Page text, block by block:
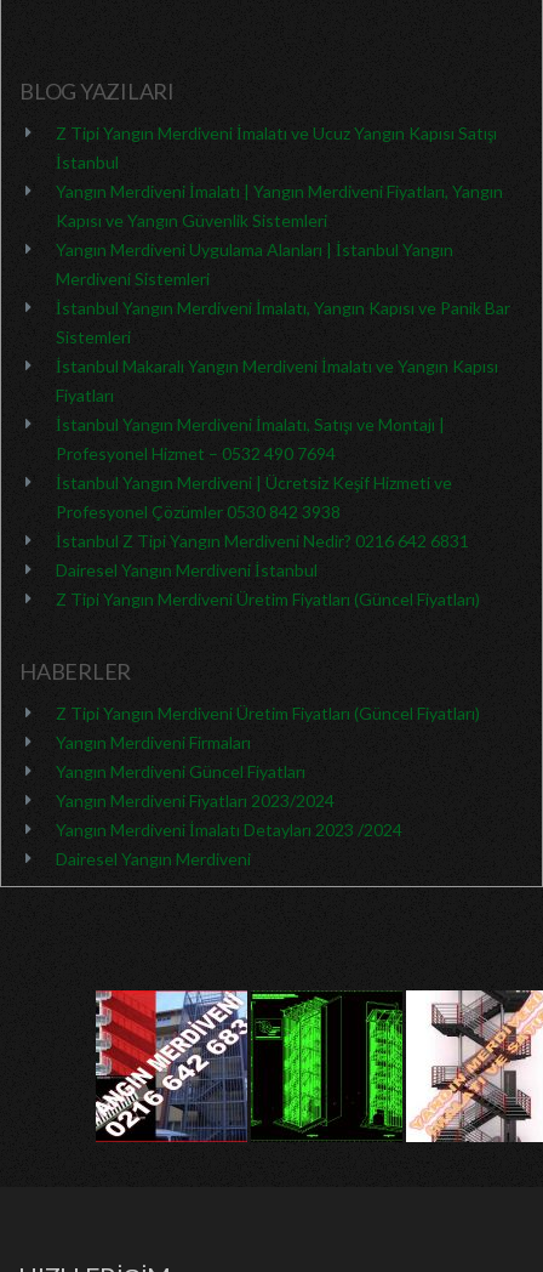
BLOG YAZILARI
Z Tipi Yangın Merdiveni İmalatı ve Ucuz Yangın Kapısı Satışı
İstanbul
Yangın Merdiveni İmalatı | Yangın Merdiveni Fiyatları, Yangın
Kapısı ve Yangın Güvenlik Sistemleri
Yangın Merdiveni Uygulama Alanları | İstanbul Yangın
Merdiveni Sistemleri
İstanbul Yangın Merdiveni İmalatı, Yangın Kapısı ve Panik Bar
Sistemleri
İstanbul Makaralı Yangın Merdiveni İmalatı ve Yangın Kapısı
Fiyatları
İstanbul Yangın Merdiveni İmalatı, Satışı ve Montajı |
Profesyonel Hizmet – 0532 490 7694
İstanbul Yangın Merdiveni | Ücretsiz Keşif Hizmeti ve
Profesyonel Çözümler 0530 842 3938
İstanbul Z Tipi Yangın Merdiveni Nedir? 0216 642 6831
Dairesel Yangın Merdiveni İstanbul
Z Tipi Yangın Merdiveni Üretim Fiyatları (Güncel Fiyatları)
HABERLER
Z Tipi Yangın Merdiveni Üretim Fiyatları (Güncel Fiyatları)
Yangın Merdiveni Firmaları
Yangın Merdiveni Güncel Fiyatları
Yangın Merdiveni Fiyatları 2023/2024
Yangın Merdiveni İmalatı Detayları 2023 /2024
Dairesel Yangın Merdiveni